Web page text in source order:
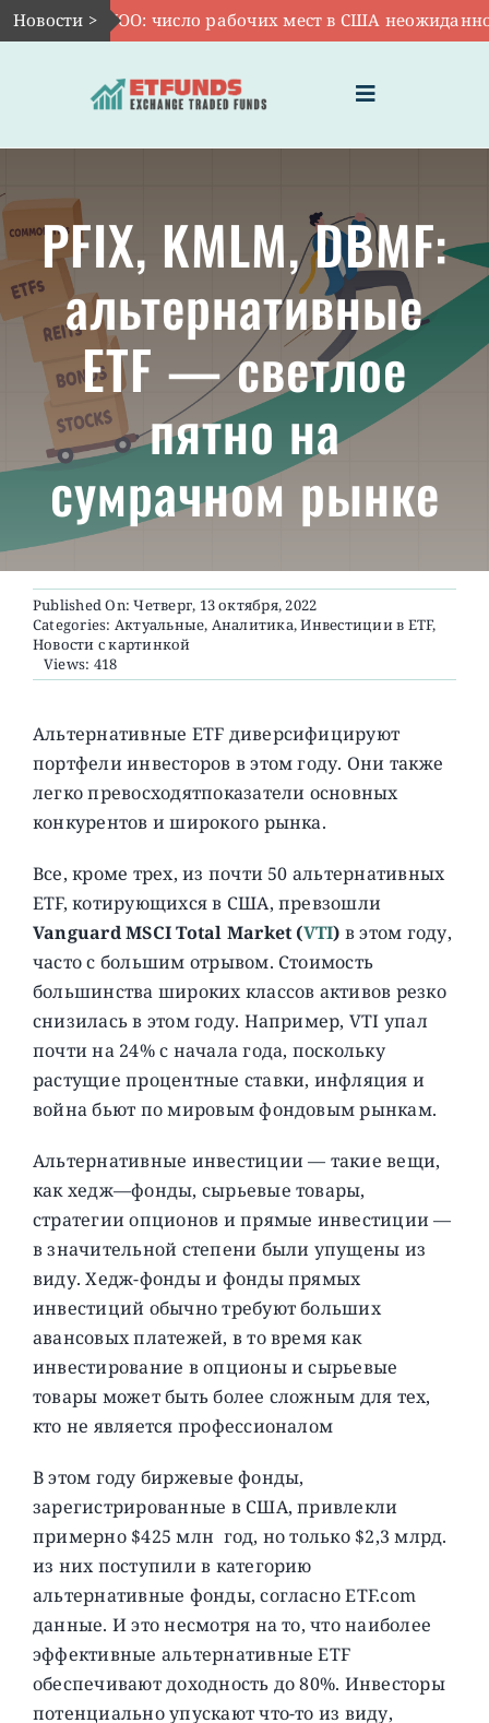
Skip
to
Новости >
Авг 7:VOO: число рабочих мест в США неожиданно
Toggle
Navigation
ЧТО ТАКОЕ ETF
ИНВЕСТИЦИИ В ETF
ТЕМАТИЧЕСКИЕ ETF
АКТУАЛЬНЫЕ
О ПРОЕКТЕ
PFIX, KMLM, DBMF:
альтернативные
ETF — светлое
пятно на
сумрачном рынке
Published On: Четверг, 13 октября, 2022
Categories: Актуальные, Аналитика,Инвестиции в ETF,
Новости с картинкой
Views: 418
Альтернативные ETF диверсифицируют
портфели инвесторов в этом году. Они также
легко превосходятпоказатели основных
конкурентов и широкого рынка.
Все, кроме трех, из почти 50 альтернативных
ETF, котирующихся в США, превзошли
Vanguard MSCI Total Market (VTI) в этом году,
часто с большим отрывом. Стоимость
большинства широких классов активов резко
снизилась в этом году. Например, VTI упал
почти на 24% с начала года, поскольку
растущие процентные ставки, инфляция и
война бьют по мировым фондовым рынкам.
Альтернативные инвестиции — такие вещи,
как хедж—фонды, сырьевые товары,
стратегии опционов и прямые инвестиции —
в значительной степени были упущены из
виду. Хедж-фонды и фонды прямых
инвестиций обычно требуют больших
авансовых платежей, в то время как
инвестирование в опционы и сырьевые
товары может быть более сложным для тех,
кто не является профессионалом
В этом году биржевые фонды,
зарегистрированные в США, привлекли
примерно $425 млн год, но только $2,3 млрд.
из них поступили в категорию
альтернативные фонды, согласно ETF.com
данные. И это несмотря на то, что наиболее
эффективные альтернативные ETF
обеспечивают доходность до 80%. Инвесторы
потенциально упускают что-то из виду,